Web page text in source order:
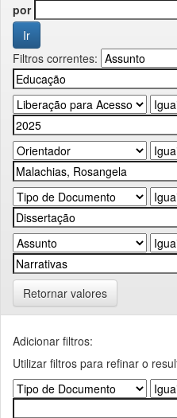
por
Filtros correntes:
Retornar valores
Adicionar filtros:
Utilizar filtros para refinar o